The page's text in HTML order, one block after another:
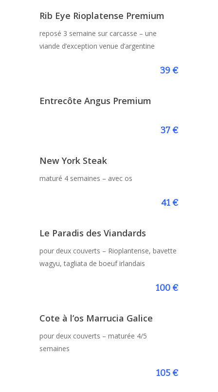
Rib Eye Rioplatense Premium
reposé 3 semaine sur carcasse – une
viande d’exception venue d’argentine
39 €
Entrecôte Angus Premium
37 €
New York Steak
maturé 4 semaines – avec os
41 €
Le Paradis des Viandards
pour deux couverts – Rioplantense, bavette
wagyu, tagliata de boeuf irlandais
100 €
Cote à l’os Marrucia Galice
pour deux couverts – maturée 4/5
semaines
105 €